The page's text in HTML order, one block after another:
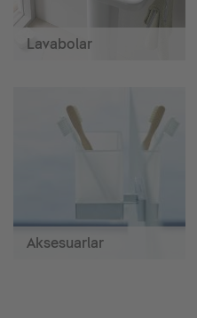
Lavabolar
Aksesuarlar